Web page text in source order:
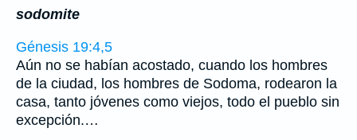
sodomite
Génesis 19:4,5
Aún no se habían acostado, cuando los hombres
de la ciudad, los hombres de Sodoma, rodearon la
casa, tanto jóvenes como viejos, todo el pueblo sin
excepción.…